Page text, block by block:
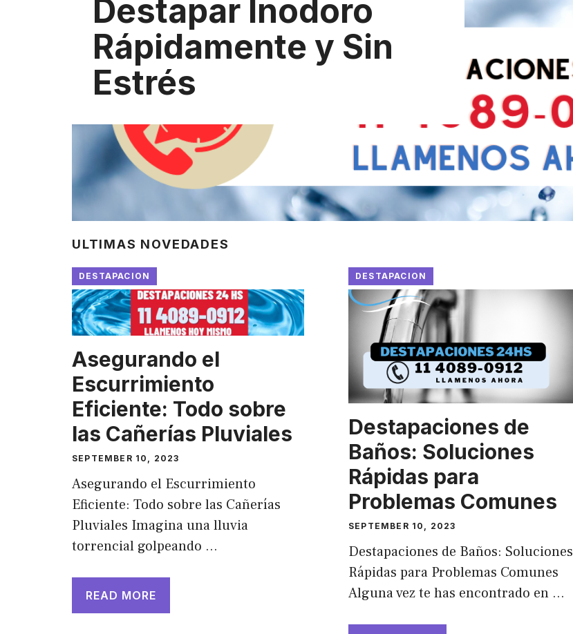
Destapar Inodoro
Rápidamente y Sin
Estrés
ULTIMAS NOVEDADES
DESTAPACION
Asegurando el
Escurrimiento
Eficiente: Todo sobre
las Cañerías Pluviales
SEPTEMBER 10, 2023
Asegurando el Escurrimiento
Eficiente: Todo sobre las Cañerías
Pluviales Imagina una lluvia
torrencial golpeando …
READ MORE
DESTAPACION
Destapaciones de
Baños: Soluciones
Rápidas para
Problemas Comunes
SEPTEMBER 10, 2023
Destapaciones de Baños: Soluciones
Rápidas para Problemas Comunes
Alguna vez te has encontrado en …